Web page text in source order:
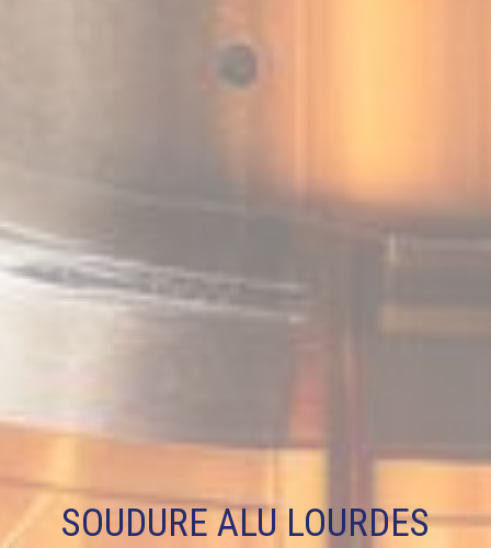
SOUDURE ALU LOURDES